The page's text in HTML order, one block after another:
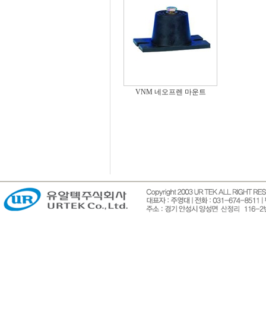
VNM 네오프렌 마운트